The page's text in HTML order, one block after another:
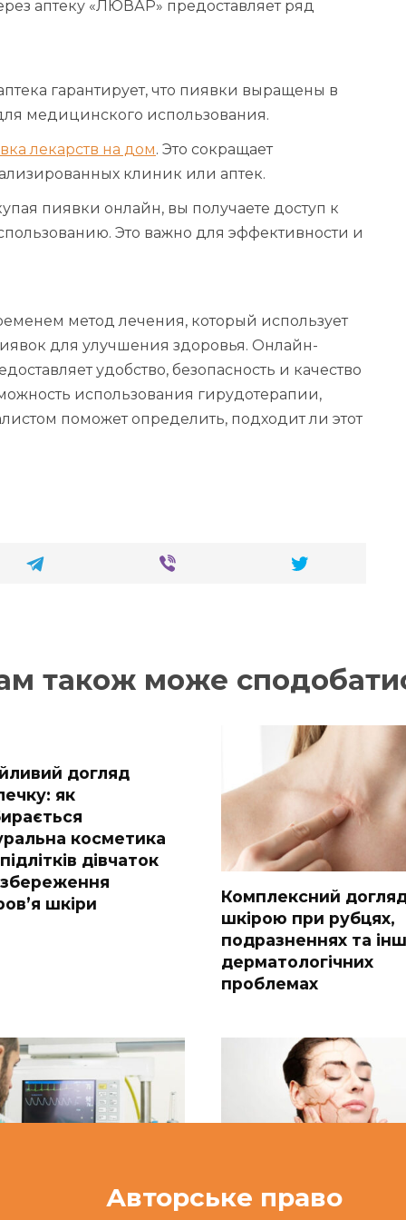
аптеку «ЛЮВАР» предоставляет ряд
гарантирует, что пиявки выращены в
медицинского использования.
лекарств на дом. Это сокращает
клиник или аптек.
пиявки онлайн, вы получаете доступ к
Это важно для эффективности и
метод лечения, который использует
для улучшения здоровья. Онлайн-
удобство, безопасность и качество
использования гирудотерапии,
поможет определить, подходит ли этот
також може
догляд
як
косметика
дівчаток
шкіри
Комплексний
шкірою при рубцях,
подразненнях та
дерматологічних
проблемах
врачу Чому стан шкіри та
Авторське право